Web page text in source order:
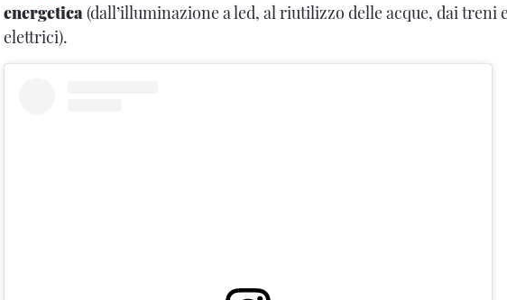
energetica (dall’illuminazione a led, al riutilizzo delle acque, dai treni
elettrici).